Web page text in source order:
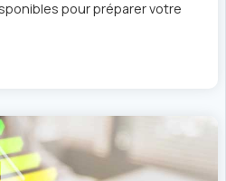
pour préparer votre